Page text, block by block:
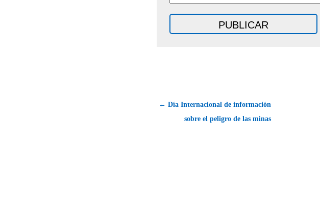
← Día Internacional de información
sobre el peligro de las minas